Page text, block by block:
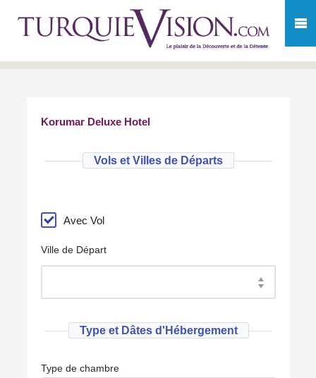
Korumar Deluxe Hotel
Vols et Villes de Départs
Avec Vol
Ville de Départ
Type et Dâtes d'Hébergement
Type de chambre